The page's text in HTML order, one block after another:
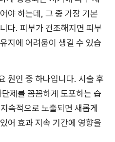
야 하는데, 그 중 가장 기본
다. 피부가 건조해지면 피부
지에 어려움이 생길 수 있습
원인 중 하나입니다. 시술 후
제를 꼼꼼하게 도포하는 습
속적으로 노출되면 새롭게
어 효과 지속 기간에 영향을